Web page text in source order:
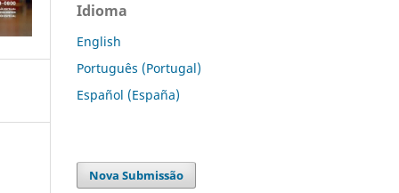
Idioma
English
Português (Portugal)
Español (España)
Nova Submissão